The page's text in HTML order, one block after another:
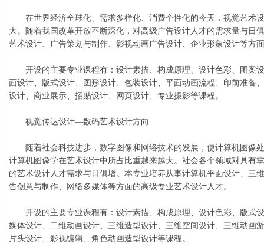
在世界经济全球化、需求多样化、消费个性化的今天，视觉艺术
大。随着我国改革开放不断深化，对高级广告设计人才的需求量与日
艺术设计、广告策划与制作、影视动画广告设计、企业形象设计等方
开设的主要专业课程有：设计素描、构成原理、设计色彩、图案
面设计、版式设计、图形设计、包装设计、平面动画流程、印前准备
设计、商业展示、招贴设计、网页设计、专业摄影等课程。
视觉传达设计—数码艺术设计方向
随着社会科技进步，数字图像和网络技术的发展，使计算机图像
计算机图像学在艺术设计中所占比重越来越大。社会各个领域对具有
的艺术设计人才需求与日俱增。本专业培养从事计算机平面设计、三
告创意与制作、网络多媒体等方面的高级专业艺术设计人才。
开设的主要专业课程有：设计素描、构成原理、设计色彩、版式
媒体设计、二维动画设计、三维造型设计、三维空间设计、三维动画
片头设计、影视编辑、角色动画造型设计等课程。